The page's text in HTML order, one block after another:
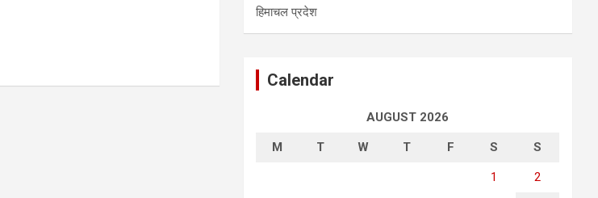
हिमाचल प्रदेश
Calendar
AUGUST 2026
M T W T F S S
1 2